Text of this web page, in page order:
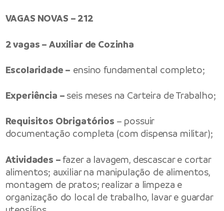
VAGAS NOVAS – 212
2 vagas – Auxiliar de Cozinha
Escolaridade – ensino fundamental completo;
Experiência – seis meses na Carteira de Trabalho;
Requisitos Obrigatórios – possuir
documentação completa (com dispensa militar);
Atividades –fazer a lavagem, descascar e cortar
alimentos; auxiliar na manipulação de alimentos,
montagem de pratos; realizar a limpeza e
organização do local de trabalho, lavar e guardar